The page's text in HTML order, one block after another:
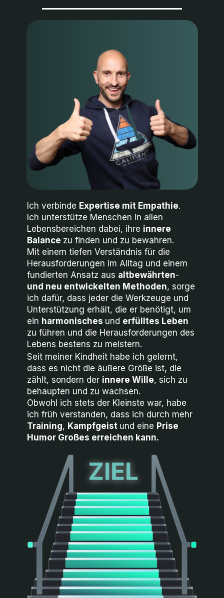
Ich verbinde Expertise mit Empathie.
Ich unterstütze Menschen in allen
Lebensbereichen dabei, ihre innere
Balance zu finden und zu bewahren.
Mit einem tiefen Verständnis für die
Herausforderungen im Alltag und einem
fundierten Ansatz aus altbewährten-
und neu entwickelten Methoden, sorge
ich dafür, dass jeder die Werkzeuge und
Unterstützung erhält, die er benötigt, um
ein harmonisches und erfülltes Leben
zu führen und die Herausforderungen des
Lebens bestens zu meistern.
Seit meiner Kindheit habe ich gelernt,
dass es nicht die äußere Größe ist, die
zählt, sondern der innere Wille, sich zu
behaupten und zu wachsen.
Obwohl ich stets der Kleinste war, habe
ich früh verstanden, dass ich durch mehr
Training, Kampfgeist und eine Prise
Humor Großes erreichen kann.